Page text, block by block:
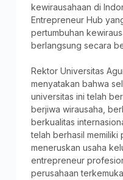
kewirausahaan di
Entrepreneur Hub
pertumbuhan
berlangsung secara
Rektor Universitas
menyatakan bahwa
universitas ini telah
berjiwa wirausaha,
berkualitas
telah berhasil memiliki
meneruskan usaha
entrepreneur
perusahaan